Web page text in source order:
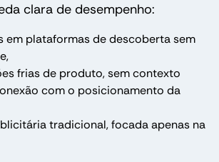
clara de desempenho:
em plataformas de descoberta sem
frias de produto, sem contexto
com o posicionamento da
tradicional, focada apenas na